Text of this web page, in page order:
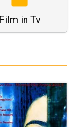
Film in Tv